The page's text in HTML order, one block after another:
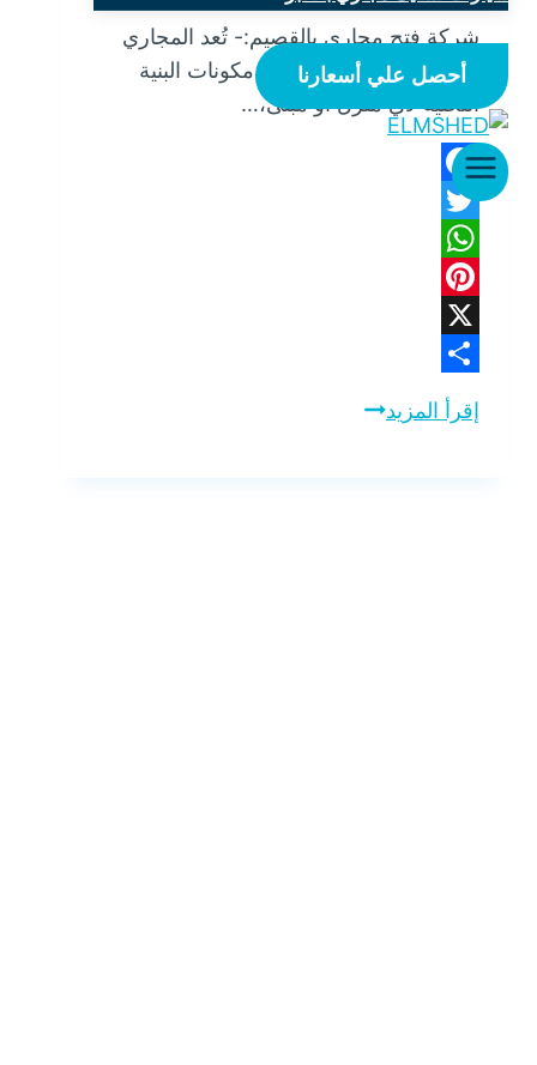
أحصل علي أسعارنا
شركة فتح مجاري بالقصيم:- تُعد المجاري
والصرف الصحي من أهم مكونات البنية
التحتية لأي منزل أو مبنى،…
Facebook
Twitter
WhatsApp
Pinterest
X
Share
إقرأ المزيدشركة